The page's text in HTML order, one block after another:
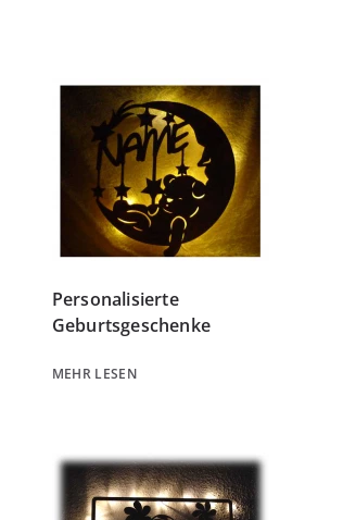
Personalisierte
Geburtsgeschenke
MEHR LESEN